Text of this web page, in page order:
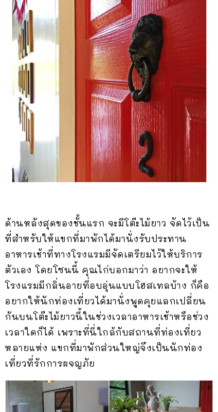
ด้านหลังสุดของชั้นแรก จะมีโต๊ะไม้ยาว จัดไว้เป็น
ที่สำหรับให้แขกที่มาพักได้มานั่งรับประทาน
อาหารเช้าที่ทางโรงแรมมีจัดเตรียมไว้ให้บริการ
ตัวเอง โดยโซนนี้ คุณไก่บอกมาว่า อยากจะให้
โรงแรมมีกลิ่นอายที่อบอุ่นแบบโฮสเทลบ้าง ก็คือ
อยากให้นักท่องเที่ยวได้มานั่งพูดคุยแลกเปลี่ยน
กันบนโต๊ะไม้ยาวนี้ในช่วงเวลาอาหารเช้าหรือช่วง
เวลาใดก็ได้ เพราะที่นี่ใกล้กับสถานที่ท่องเที่ยว
หลายแห่ง แขกที่มาพักส่วนใหญ่จึงเป็นนักท่อง
เที่ยวที่รักการผจญภัย